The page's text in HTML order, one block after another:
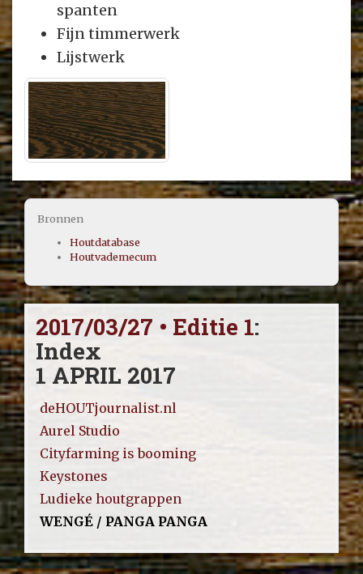
spanten
Fijn timmerwerk
Lijstwerk
Bronnen
Houtdatabase
Houtvademecum
2017/03/27 • Editie 1:
Index
1 APRIL 2017
deHOUTjournalist.nl
Aurel Studio
Cityfarming is booming
Keystones
Ludieke houtgrappen
WENGÉ / PANGA PANGA